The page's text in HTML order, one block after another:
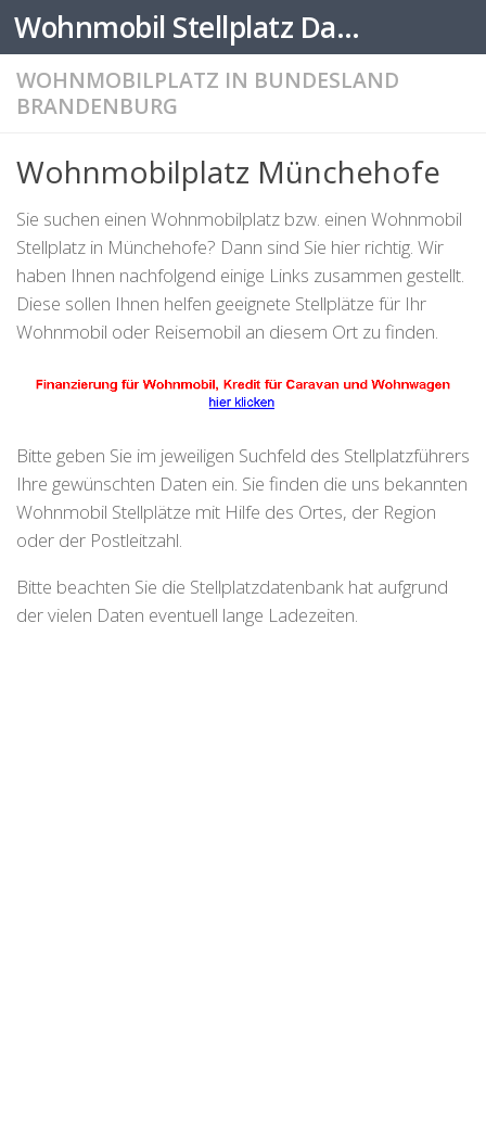
Zum Inhalt springen Wohnmobil Stellplatz Datenbank
WOHNMOBILPLATZ IN BUNDESLAND
BRANDENBURG
Wohnmobilplatz Münchehofe
Sie suchen einen Wohnmobilplatz bzw. einen Wohnmobil
Stellplatz in Münchehofe? Dann sind Sie hier richtig. Wir
haben Ihnen nachfolgend einige Links zusammen gestellt.
Diese sollen Ihnen helfen geeignete Stellplätze für Ihr
Wohnmobil oder Reisemobil an diesem Ort zu finden.
Bitte geben Sie im jeweiligen Suchfeld des Stellplatzführers
Ihre gewünschten Daten ein. Sie finden die uns bekannten
Wohnmobil Stellplätze mit Hilfe des Ortes, der Region
oder der Postleitzahl.
Bitte beachten Sie die Stellplatzdatenbank hat aufgrund
der vielen Daten eventuell lange Ladezeiten.